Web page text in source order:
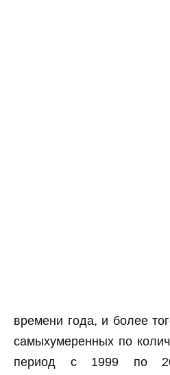
времени года, и более
самыхумеренных по
период с 1999 по